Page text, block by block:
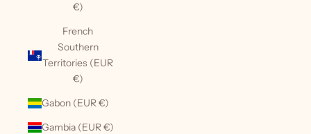
€)
French
Southern
Territories (EUR
€)
Gabon (EUR €)
Gambia (EUR €)